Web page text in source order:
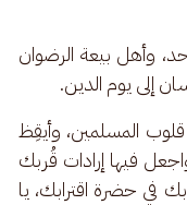
وأهل بيعة الرضوان
إلى يوم الدين.
قلوب المسلمين، وأيقِظ
فيها إرادات قُربك
في حضرة اقترابك، يا